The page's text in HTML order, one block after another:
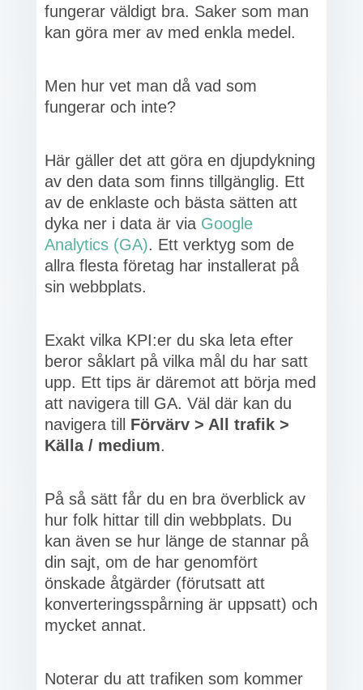
fungerar väldigt bra. Saker som man
kan göra mer av med enkla medel.
Men hur vet man då vad som
fungerar och inte?
Här gäller det att göra en djupdykning
av den data som finns tillgänglig. Ett
av de enklaste och bästa sätten att
dyka ner i data är via Google
Analytics (GA). Ett verktyg som de
allra flesta företag har installerat på
sin webbplats.
Exakt vilka KPI:er du ska leta efter
beror såklart på vilka mål du har satt
upp. Ett tips är däremot att börja med
att navigera till GA. Väl där kan du
navigera till Förvärv > All trafik >
Källa / medium.
På så sätt får du en bra överblick av
hur folk hittar till din webbplats. Du
kan även se hur länge de stannar på
din sajt, om de har genomfört
önskade åtgärder (förutsatt att
konverteringsspårning är uppsatt) och
mycket annat.
Noterar du att trafiken som kommer